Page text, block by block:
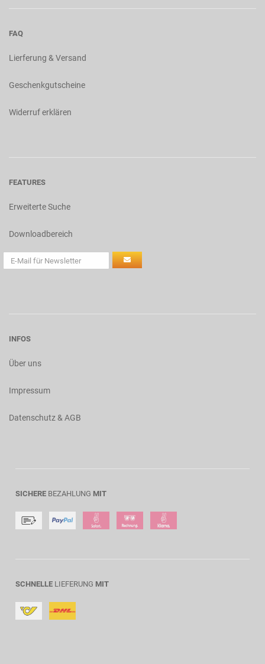
FAQ
Lierferung & Versand
Geschenkgutscheine
Widerruf erklären
FEATURES
Erweiterte Suche
Downloadbereich
INFOS
Über uns
Impressum
Datenschutz & AGB
SICHERE BEZAHLUNG MIT
SCHNELLE LIEFERUNG MIT